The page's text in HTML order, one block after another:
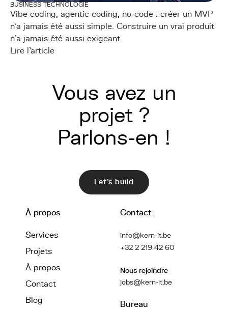
BUSINESS TECHNOLOGIE
Vibe coding, agentic coding, no-code : créer un MVP
n’a jamais été aussi simple. Construire un vrai produit
n’a jamais été aussi exigeant
Lire l'article
Vous avez un
projet ?
Parlons-en !
Let's build
À propos
Services
Projets
À propos
Contact
Blog
Contact
info@kern-it.be
+32 2 219 42 60
Nous rejoindre
jobs@kern-it.be
Bureau